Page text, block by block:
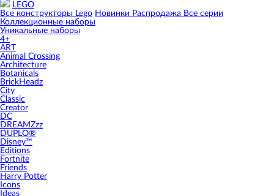
LEGO
Все конструкторы Lego Новинки Распродажа Все серии
Коллекционные наборы
Уникальные наборы
4+
ART
Animal Crossing
Architecture
Botanicals
BrickHeadz
City
Classic
Creator
DC
DREAMZzz
DUPLO®
Disney™
Editions
Fortnite
Friends
Harry Potter
Icons
Ideas